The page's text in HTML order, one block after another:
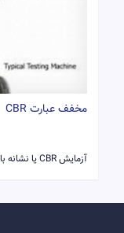
مخفف عبارت CBR
آزمایش CBR یا نشانه باربری كالیفرنیا...